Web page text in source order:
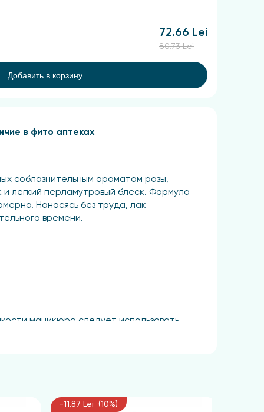
72.66 Lei
80.73 Lei
Добавить в корзину
соблазнительным ароматом розы,
легкий перламутровый блеск. Формула
Наносясь без труда, лак
времени.
маникюра следует использовать
нескольких дней, обеспечивая
в фито аптеках
-11.87 Lei (10%)